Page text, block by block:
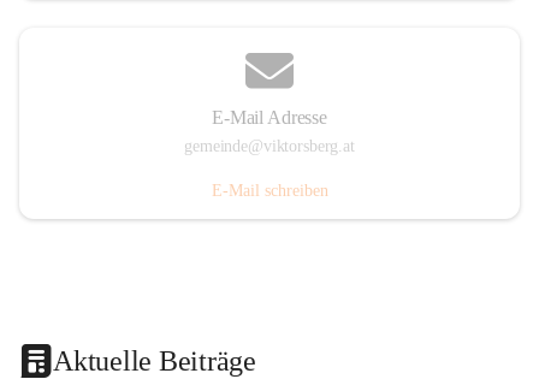
E-Mail Adresse
gemeinde@viktorsberg.at
E-Mail schreiben
Aktuelle Beiträge